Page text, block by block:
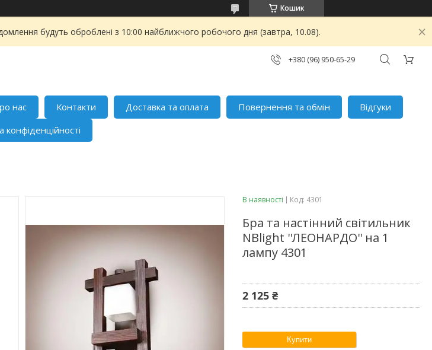
Кошик
будуть оброблені з 10:00 найближчого робочого дня (завтра, 10.08).
+380 (96) 950-65-29
нас Контакти Доставка та оплата Повернення та обмін
Відгуки
конфіденційності
В наявності Код: 4301
Бра та настінний світильник
NBlight ''ЛЕОНАРДО'' на 1
лампу 4301
2 125 ₴
Купити